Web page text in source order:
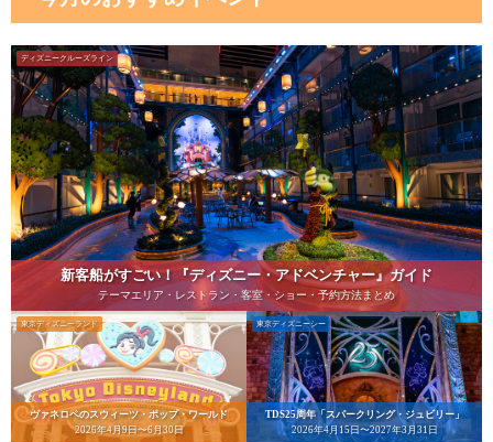
ディズニークルーズライン
新客船がすごい！『ディズニー・アドベンチャー』ガイド
テーマエリア・レストラン・客室・ショー・予約方法まとめ
東京ディズニーランド
ヴァネロペのスウィーツ・ポップ・ワールド
2026年4月9日〜6月30日
東京ディズニーシー
TDS25周年「スパークリング・ジュビリー」
2026年4月15日〜2027年3月31日